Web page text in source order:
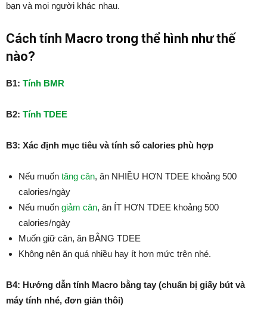
bạn và mọi người khác nhau.
Cách tính Macro trong thể hình như thế
nào?
B1: Tính BMR
B2: Tính TDEE
B3: Xác định mục tiêu và tính số calories phù hợp
Nếu muốn tăng cân, ăn NHIỀU HƠN TDEE khoảng 500
calories/ngày
Nếu muốn giảm cân, ăn ÍT HƠN TDEE khoảng 500
calories/ngày
Muốn giữ cân, ăn BẰNG TDEE
Không nên ăn quá nhiều hay ít hơn mức trên nhé.
B4: Hướng dẫn tính Macro bằng tay (chuẩn bị giấy bút và
máy tính nhé, đơn giản thôi)